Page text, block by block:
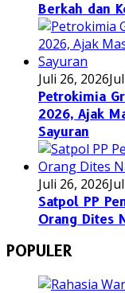
Berkah dan
Juli 26, 2026
Petrokimia
2026, Ajak
Sayuran
Juli 26, 2026
Satpol PP
Orang Dites
POPULER